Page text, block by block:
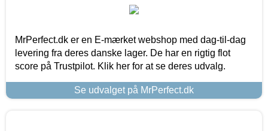
MrPerfect.dk er en E-mærket webshop med dag-til-dag
levering fra deres danske lager. De har en rigtig flot
score på Trustpilot. Klik her for at se deres udvalg.
Se udvalget på MrPerfect.dk